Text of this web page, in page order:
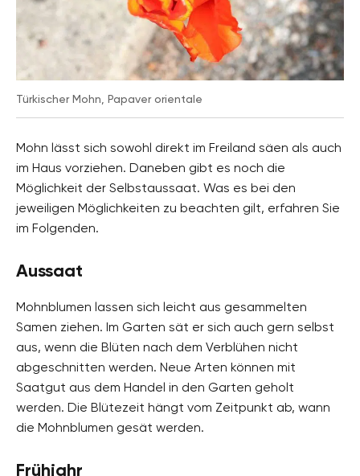
Türkischer Mohn, Papaver orientale
Mohn lässt sich sowohl direkt im Freiland säen als auch
im Haus vorziehen. Daneben gibt es noch die
Möglichkeit der Selbstaussaat. Was es bei den
jeweiligen Möglichkeiten zu beachten gilt, erfahren Sie
im Folgenden.
Aussaat
Mohnblumen lassen sich leicht aus gesammelten
Samen ziehen. Im Garten sät er sich auch gern selbst
aus, wenn die Blüten nach dem Verblühen nicht
abgeschnitten werden. Neue Arten können mit
Saatgut aus dem Handel in den Garten geholt
werden. Die Blütezeit hängt vom Zeitpunkt ab, wann
die Mohnblumen gesät werden.
Frühjahr